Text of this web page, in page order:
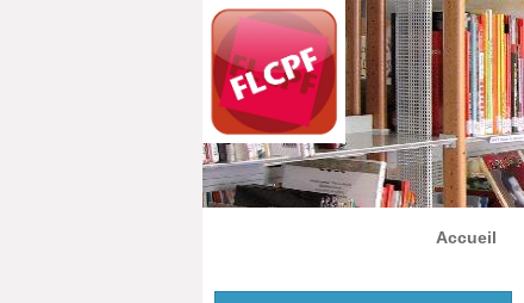
Accueil